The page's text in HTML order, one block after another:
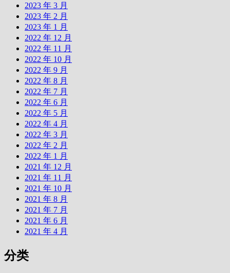
2023 年 3 月
2023 年 2 月
2023 年 1 月
2022 年 12 月
2022 年 11 月
2022 年 10 月
2022 年 9 月
2022 年 8 月
2022 年 7 月
2022 年 6 月
2022 年 5 月
2022 年 4 月
2022 年 3 月
2022 年 2 月
2022 年 1 月
2021 年 12 月
2021 年 11 月
2021 年 10 月
2021 年 8 月
2021 年 7 月
2021 年 6 月
2021 年 4 月
分类